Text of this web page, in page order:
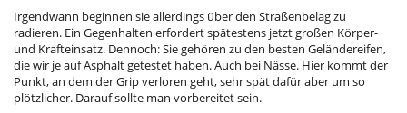
Irgendwann beginnen sie allerdings über den Straßenbelag zu
radieren. Ein Gegenhalten erfordert spätestens jetzt großen Körper-
und Krafteinsatz. Dennoch: Sie gehören zu den besten Geländereifen,
die wir je auf Asphalt getestet haben. Auch bei Nässe. Hier kommt der
Punkt, an dem der Grip verloren geht, sehr spät dafür aber um so
plötzlicher. Darauf sollte man vorbereitet sein.